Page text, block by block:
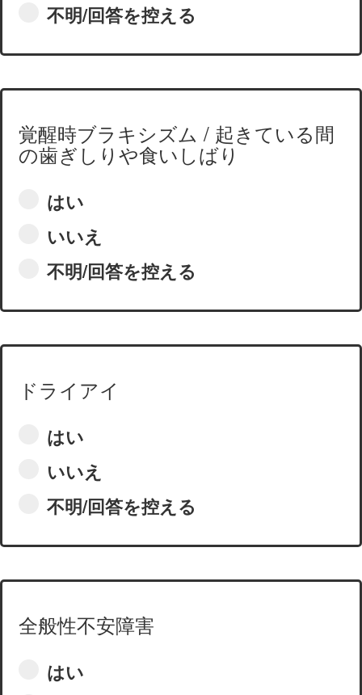
不明/回答を控える
覚醒時ブラキシズム / 起きている間
の歯ぎしりや食いしばり
はい
いいえ
不明/回答を控える
ドライアイ
はい
いいえ
不明/回答を控える
全般性不安障害
はい